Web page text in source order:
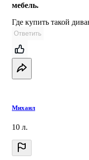
мебель.
Где купить такой
Ответить
Михаил
10 л.